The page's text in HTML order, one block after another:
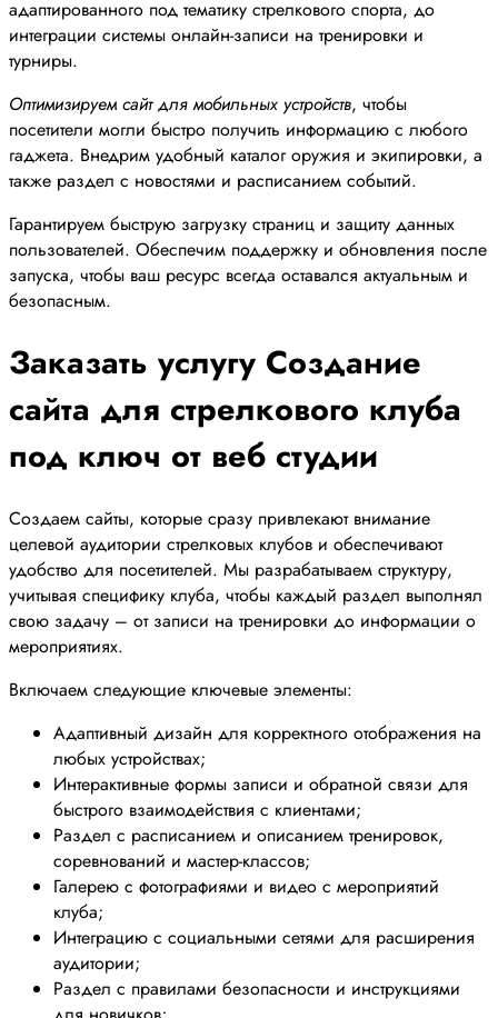
адаптированного под тематику стрелкового спорта, до
интеграции системы онлайн-записи на тренировки и
турниры.
Оптимизируем сайт для мобильных устройств, чтобы
посетители могли быстро получить информацию с любого
гаджета. Внедрим удобный каталог оружия и экипировки, а
также раздел с новостями и расписанием событий.
Гарантируем быструю загрузку страниц и защиту данных
пользователей. Обеспечим поддержку и обновления после
запуска, чтобы ваш ресурс всегда оставался актуальным и
безопасным.
Заказать услугу Создание
сайта для стрелкового клуба
под ключ от веб студии
Создаем сайты, которые сразу привлекают внимание
целевой аудитории стрелковых клубов и обеспечивают
удобство для посетителей. Мы разрабатываем структуру,
учитывая специфику клуба, чтобы каждый раздел выполнял
свою задачу – от записи на тренировки до информации о
мероприятиях.
Включаем следующие ключевые элементы:
Адаптивный дизайн для корректного отображения на
любых устройствах;
Интерактивные формы записи и обратной связи для
быстрого взаимодействия с клиентами;
Раздел с расписанием и описанием тренировок,
соревнований и мастер-классов;
Галерею с фотографиями и видео с мероприятий
клуба;
Интеграцию с социальными сетями для расширения
аудитории;
Раздел с правилами безопасности и инструкциями